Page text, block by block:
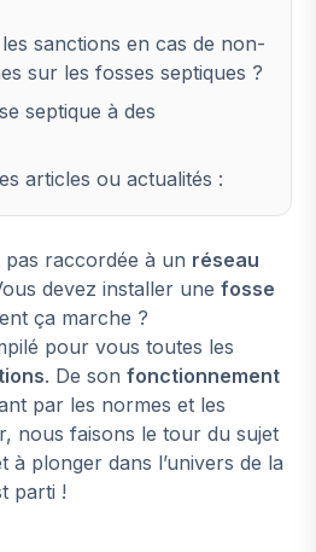
sanctions en cas de non-
sur les fosses septiques ?
septique à des
articles ou actualités :
pas raccordée à un réseau
devez installer une fosse
ça marche ?
pour vous toutes les
. De son fonctionnement
par les normes et les
nous faisons le tour du sujet
à plonger dans l’univers de la
parti !